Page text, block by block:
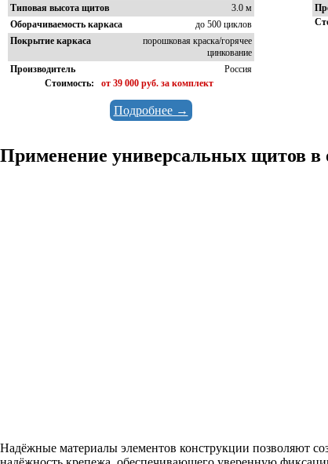
Типовая высота щитов
3.0 м
Оборачиваемость каркаса
до 500 циклов
Покрытие каркаса
порошковая краска/горячее
цинкование
Производитель
Россия
Стоимость:
от 39 000 руб. за комплект
Подробнее →
Применение универсальных щитов в
Надёжные материалы элементов конструкции позволяют